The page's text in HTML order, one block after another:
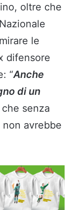
oltre che
le
difensore
“Anche
di un
senza
non avrebbe